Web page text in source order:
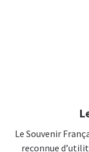
Le Souvenir
reconnue